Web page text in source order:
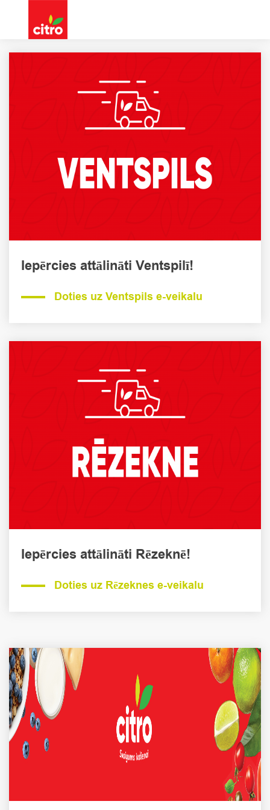
Iepērcies attālināti Ventspilī!
Doties uz Ventspils e-veikalu
Iepērcies attālināti Rēzeknē!
Doties uz Rēzeknes e-veikalu